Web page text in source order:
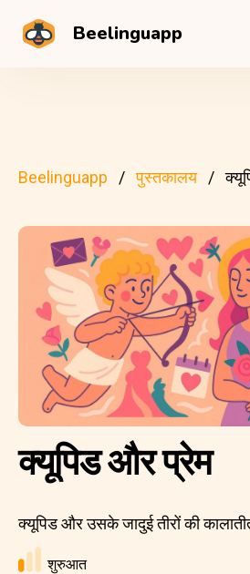
Beelinguapp
Beelinguapp पुस्तकालय
क्यूपिड और प्रेम
क्यूपिड और उसके जादुई तीरों की
शुरुआत